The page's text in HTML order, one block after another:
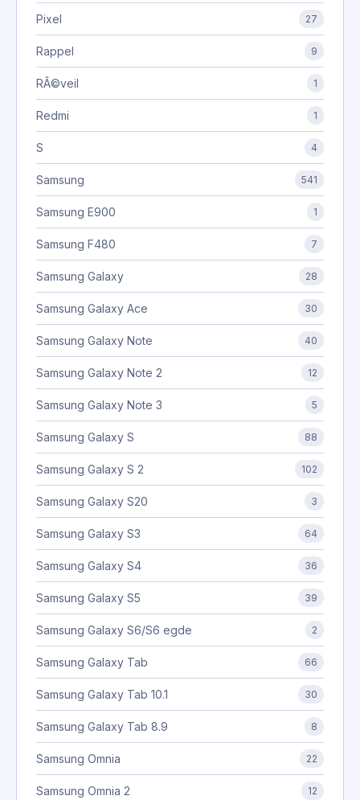
Pixel 27
Rappel 9
RÃ©veil 1
Redmi 1
S 4
Samsung 541
Samsung E900 1
Samsung F480 7
Samsung Galaxy 28
Samsung Galaxy Ace 30
Samsung Galaxy Note 40
Samsung Galaxy Note 2 12
Samsung Galaxy Note 3 5
Samsung Galaxy S 88
Samsung Galaxy S 2 102
Samsung Galaxy S20 3
Samsung Galaxy S3 64
Samsung Galaxy S4 36
Samsung Galaxy S5 39
Samsung Galaxy S6/S6 egde 2
Samsung Galaxy Tab 66
Samsung Galaxy Tab 10.1 30
Samsung Galaxy Tab 8.9 8
Samsung Omnia 22
Samsung Omnia 2 12